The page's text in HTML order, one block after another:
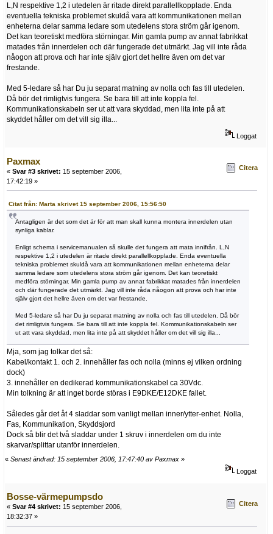
L,N respektive 1,2 i utedelen är ritade direkt parallellkopplade. Enda
eventuella tekniska problemet skuldå vara att kommunikationen mellan
enheterna delar samma ledare som utedelens stora ström går igenom.
Det kan teoretiskt medföra störningar. Min gamla pump av annat fabrikkat
matades från innerdelen och där fungerade det utmärkt. Jag vill inte råda
nåogon att prova och har inte själv gjort det hellre även om det var
frestande.
Med 5-ledare så har Du ju separat matning av nolla och fas till utedelen.
Då bör det rimligtvis fungera. Se bara till att inte koppla fel.
Kommunikationskabeln ser ut att vara skyddad, men lita inte på att
skyddet håller om det vill sig illa...
Loggat
Paxmax
« Svar #3 skrivet: 15 september 2006,
17:42:19 »
Citera
Citat från: Marta skrivet 15 september 2006, 15:56:50
Antagligen är det som det är för att man skall kunna montera innerdelen utan
synliga kablar.
Enligt schema i servicemanualen så skulle det fungera att mata innifrån. L,N
respektive 1,2 i utedelen är ritade direkt parallellkopplade. Enda eventuella
tekniska problemet skuldå vara att kommunikationen mellan enheterna delar
samma ledare som utedelens stora ström går igenom. Det kan teoretiskt
medföra störningar. Min gamla pump av annat fabrikkat matades från innerdelen
och där fungerade det utmärkt. Jag vill inte råda nåogon att prova och har inte
själv gjort det hellre även om det var frestande.
Med 5-ledare så har Du ju separat matning av nolla och fas till utedelen. Då bör
det rimligtvis fungera. Se bara till att inte koppla fel. Kommunikationskabeln ser
ut att vara skyddad, men lita inte på att skyddet håller om det vill sig illa...
Mja, som jag tolkar det så:
Kabel/kontakt 1. och 2. innehåller fas och nolla (minns ej vilken ordning
dock)
3. innehåller en dedikerad kommunikationskabel ca 30Vdc.
Min tolkning är att inget borde störas i E9DKE/E12DKE fallet.
Således går det åt 4 sladdar som vanligt mellan inner/ytter-enhet. Nolla,
Fas, Kommunikation, Skyddsjord
Dock så blir det två sladdar under 1 skruv i innerdelen om du inte
skarvar/splittar utanför innerdelen.
« Senast ändrad: 15 september 2006, 17:47:40 av Paxmax »
Loggat
Bosse-värmepumpsdo
« Svar #4 skrivet: 15 september 2006,
18:32:37 »
Citera